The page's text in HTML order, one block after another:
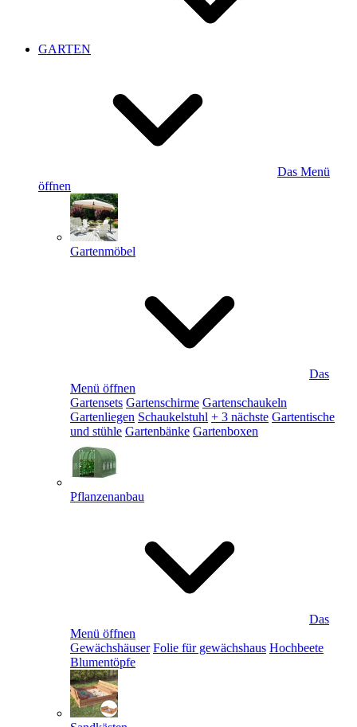
GARTEN
Das Menü
öffnen
Gartenmöbel
Das
Menü öffnen
Gartensets Gartenschirme Gartenschaukeln
Gartenliegen Schaukelstuhl + 3 nächste Gartentische
und stühle Gartenbänke Gartenboxen
Pflanzenanbau
Das
Menü öffnen
Gewächshäuser Folie für gewächshaus Hochbeete
Blumentöpfe